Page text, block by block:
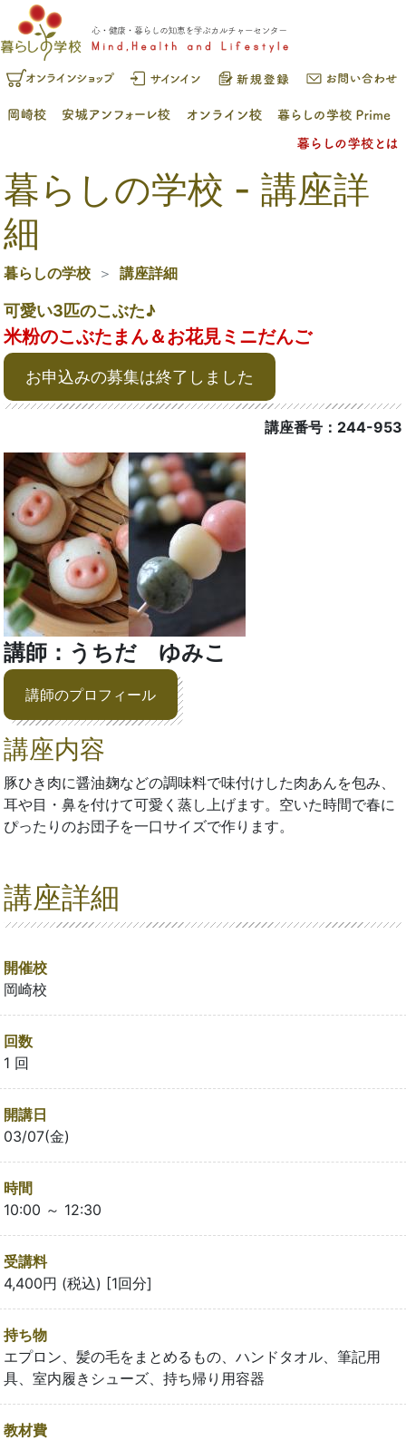
暮らしの学校 - 講座詳
細
暮らしの学校 講座詳細
可愛い3匹のこぶた♪
米粉のこぶたまん＆お花見ミニだんご
お申込みの募集は終了しました
講座番号：244-953
講師：うちだ ゆみこ
講師のプロフィール
講座内容
豚ひき肉に醤油麹などの調味料で味付けした肉あんを包み、
耳や目・鼻を付けて可愛く蒸し上げます。空いた時間で春に
ぴったりのお団子を一口サイズで作ります。
講座詳細
開催校
岡崎校
回数
1 回
開講日
03/07(金)
時間
10:00 ～ 12:30
受講料
4,400円 (税込) [1回分]
持ち物
エプロン、髪の毛をまとめるもの、ハンドタオル、筆記用
具、室内履きシューズ、持ち帰り用容器
教材費